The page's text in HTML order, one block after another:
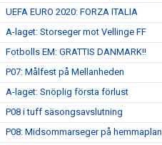
UEFA EURO 2020: FORZA ITALIA
A-laget: Storseger mot Vellinge FF
Fotbolls EM: GRATTIS DANMARK!!
P07: Målfest på Mellanheden
A-laget: Snöplig första förlust
P08 i tuff säsongsavslutning
P08: Midsommarseger på hemmaplan